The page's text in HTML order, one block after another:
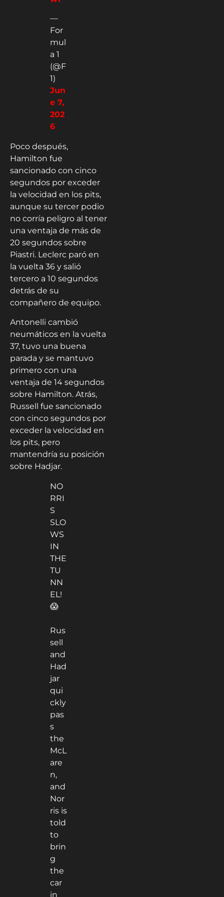
—
For
mul
a 1
(@F
1)
Jun
e 7,
202
6
Poco después,
Hamilton fue
sancionado con cinco
segundos por exceder
la velocidad en los pits,
aunque su tercer podio
no corría peligro al tener
una ventaja de más de
20 segundos sobre
Piastri. Leclerc paró en
la vuelta 36 y salió
tercero a 10 segundos
detrás de su
compañero de equipo.
Antonelli cambió
neumáticos en la vuelta
37, tuvo una buena
parada y se mantuvo
primero con una
ventaja de 14 segundos
sobre Hamilton. Atrás,
Russell fue sancionado
con cinco segundos por
exceder la velocidad en
los pits, pero
mantendría su posición
sobre Hadjar.
NO
RRI
S
SLO
WS
IN
THE
TU
NN
EL!
😱
Rus
sell
and
Had
jar
qui
ckly
pas
s
the
McL
are
n,
and
Nor
ris is
told
to
brin
g
the
car
in